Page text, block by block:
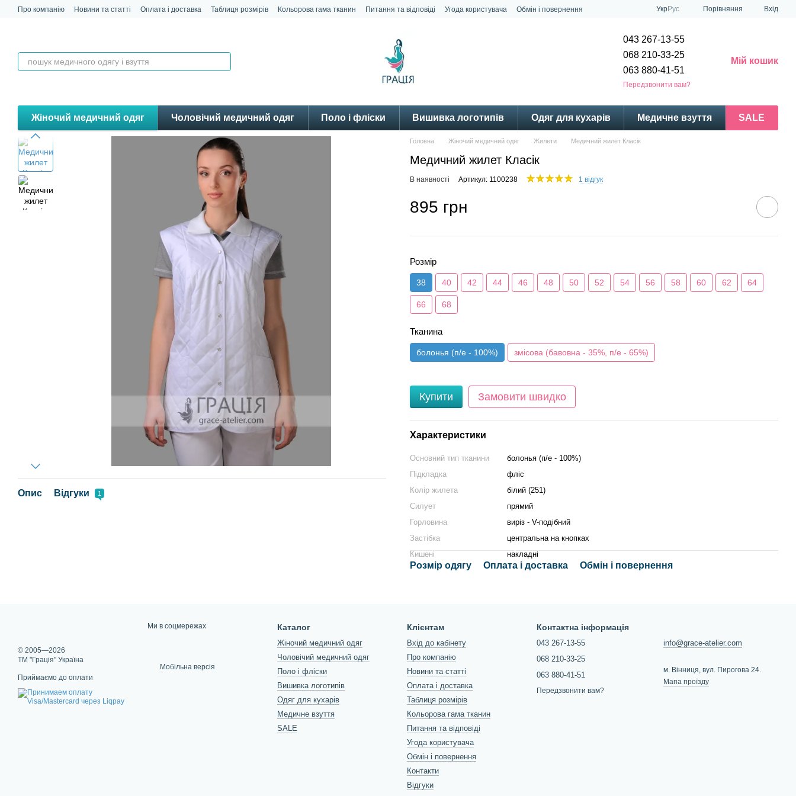
Перейти до основного контенту
Про компанію Новини та статті Оплата і доставка Таблиця розмірів Кольорова гама тканин Питання та відповіді Угода користувача
Обмін і повернення
УкрРус Порівняння Вхід
043 267-13-55
068 210-33-25
063 880-41-51
Передзвонити вам?
Мій кошик
Жіночий медичний одяг Чоловічий медичний одяг Поло і фліски Вишивка логотипів Одяг для кухарів Медичне взуття SALE
Опис Відгуки 1
Головна Жіночий медичний одяг Жилети Медичний жилет Класік
Медичний жилет Класік
В наявності Артикул: 1100238 1 відгук
895 грн
Розмір
38 40 42 44 46 48 50 52 54 56 58 60 62 64
66 68
Тканина
болонья (п/е - 100%) змісова (бавовна - 35%, п/е - 65%)
Купити Замовити швидко
Характеристики
Основний тип тканини
болонья (п/е - 100%)
Підкладка
фліс
Колір жилета
білий (251)
Силует
прямий
Горловина
виріз - V-подібний
Застібка
центральна на кнопках
Кишені
накладні
Розмір одягу Оплата і доставка Обмін і повернення
© 2005—2026
ТМ "Грація" Україна
Приймаємо до оплати
Ми в соцмережах
Мобільна версія
Каталог
Жіночий медичний одяг
Чоловічий медичний одяг
Поло і фліски
Вишивка логотипів
Одяг для кухарів
Медичне взуття
SALE
Клієнтам
Вхід до кабінету
Про компанію
Новини та статті
Оплата і доставка
Таблиця розмірів
Кольорова гама тканин
Питання та відповіді
Угода користувача
Обмін і повернення
Контакти
Відгуки
Контактна інформація
043 267-13-55
068 210-33-25
063 880-41-51
Передзвонити вам?
info@grace-atelier.com
м. Вінниця, вул. Пирогова 24.
Мапа проїзду